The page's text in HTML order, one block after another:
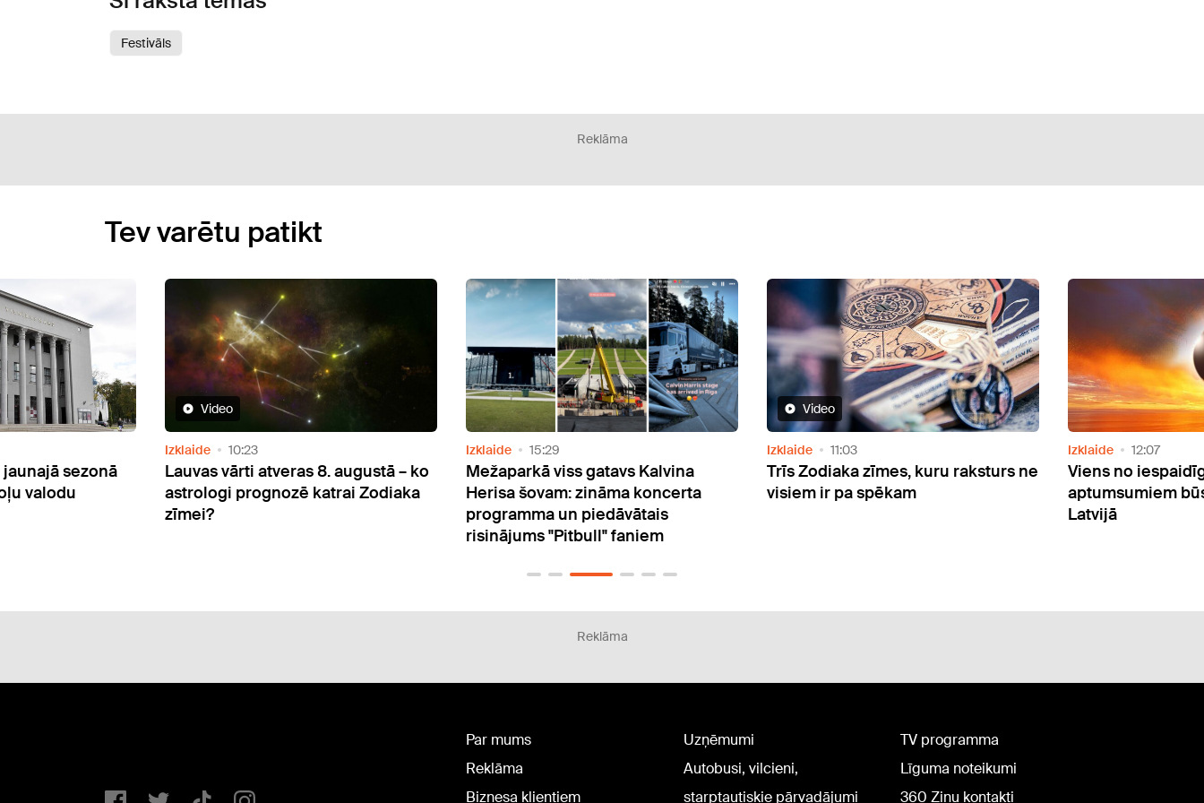
Festivāls
Reklāma
Tev varētu patikt
sezonā
valodu
Video
Izklaide 10:23
Lauvas vārti atveras 8. augustā – ko
astrologi prognozē katrai Zodiaka
zīmei?
Izklaide 15:29
Mežaparkā viss gatavs Kalvina
Herisa šovam: zināma koncerta
programma un piedāvātais
risinājums "Pitbull" faniem
Video
Izklaide 11:03
Trīs Zodiaka zīmes, kuru raksturs ne
visiem ir pa spēkam
Izklaide 12:07
Viens no
aptumsumiem
Latvijā
Reklāma
Par mums
Reklāma
Biznesa klientiem
Uzņēmumi
Autobusi, vilcieni,
starptautiskie pārvadājumi
TV programma
Līguma noteikumi
360 Ziņu kontakti